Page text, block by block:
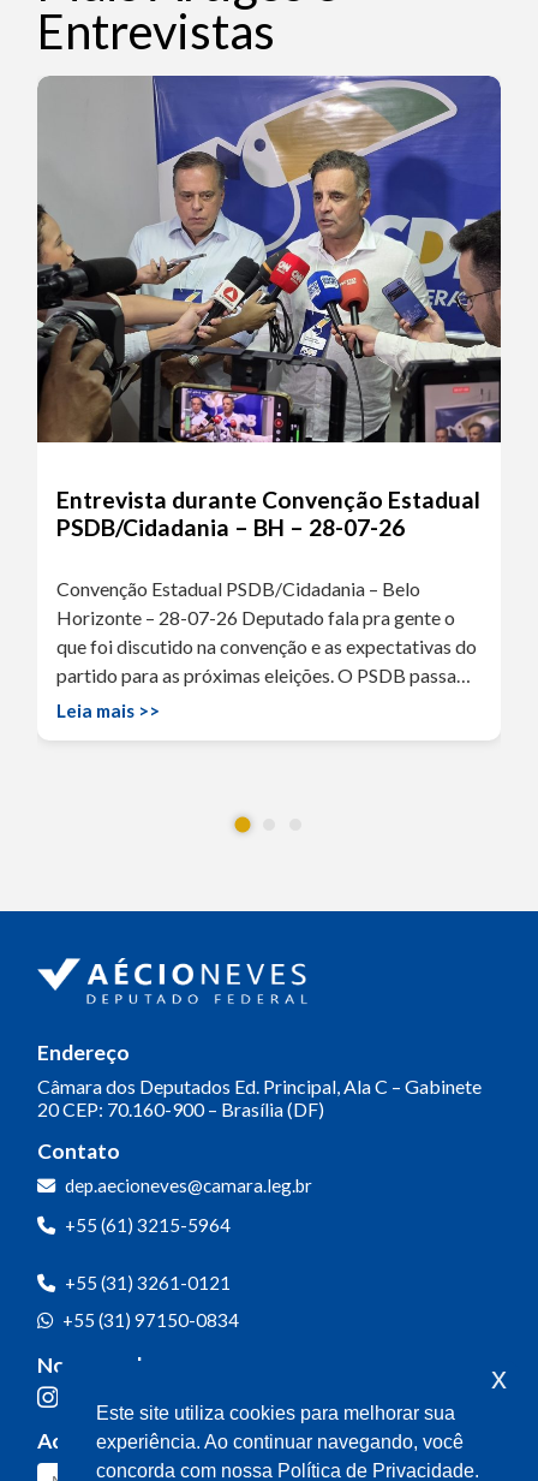
Entrevistas
Entrevista durante Convenção Estadual
PSDB/Cidadania – BH – 28-07-26
Convenção Estadual PSDB/Cidadania – Belo
Horizonte – 28-07-26 Deputado fala pra gente o
que foi discutido na convenção e as expectativas do
partido para as próximas eleições. O PSDB passa…
Leia mais >>
Endereço
Câmara dos Deputados Ed. Principal, Ala C – Gabinete
20CEP: 70.160-900 – Brasília (DF)
Contato
dep.aecioneves@camara.leg.br
+55 (61) 3215-5964
+55 (31) 3261-0121
+55 (31) 97150-0834
Nossas redes
Acompanhe o meu mandato
Este site utiliza cookies para melhorar sua
experiência. Ao continuar navegando, você
concorda com nossa Política de Privacidade.
x